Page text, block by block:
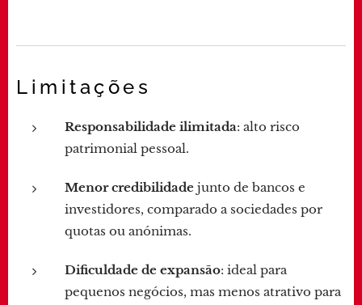
Limitações
Responsabilidade ilimitada: alto risco
patrimonial pessoal.
Menor credibilidade junto de bancos e
investidores, comparado a sociedades por
quotas ou anónimas.
Dificuldade de expansão: ideal para
pequenos negócios, mas menos atrativo para